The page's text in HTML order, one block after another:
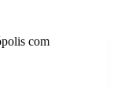
com